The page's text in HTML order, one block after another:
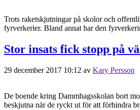
Trots raketskjutningar på skolor och
fyrverkerier. Bland annat har den
Stor insats fick stopp på
29 december 2017 10:12 av Kary Persson
De boende kring Dammhagsskolan bort
beskjutna när de ryckt ut för att förhindra